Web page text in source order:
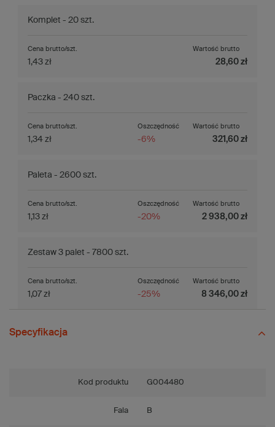
Komplet - 20 szt.
Cena brutto/szt.
1,43 zł
Wartość brutto
28,60 zł
Paczka - 240 szt.
Oszczędność
-6%
Cena brutto/szt.
1,34 zł
Wartość brutto
321,60 zł
Paleta - 2600 szt.
Oszczędność
-20%
Cena brutto/szt.
1,13 zł
Wartość brutto
2 938,00 zł
Zestaw 3 palet - 7800 szt.
Oszczędność
-25%
Cena brutto/szt.
1,07 zł
Wartość brutto
8 346,00 zł
Specyfikacja
Kod produktu G004480
Fala B